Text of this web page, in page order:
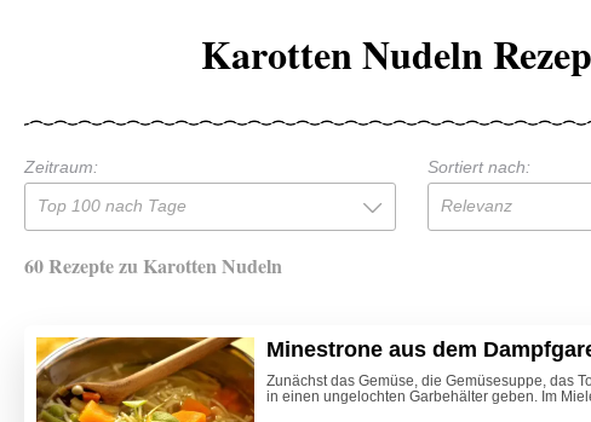
Karotten Nudeln
Zeitraum:
Top 100 nach Tage
Sortiert nach:
Relevanz
60 Rezepte zu Karotten Nudeln
Minestrone aus dem
Zunächst das Gemüse, die Gemüsesuppe, das
in einen ungelochten Garbehälter geben. Im